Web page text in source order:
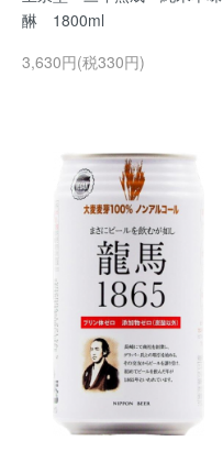
醂 1800ml
3,630円(税330円)